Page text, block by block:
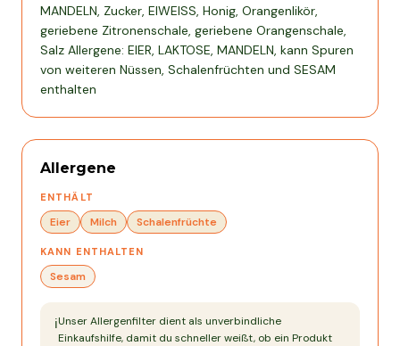
MANDELN, Zucker, EIWEISS, Honig, Orangenlikör,
geriebene Zitronenschale, geriebene Orangenschale,
Salz Allergene: EIER, LAKTOSE, MANDELN, kann Spuren
von weiteren Nüssen, Schalenfrüchten und SESAM
enthalten
Allergene
ENTHÄLT
Eier Milch Schalenfrüchte
KANN ENTHALTEN
Sesam
ℹ️Unser Allergenfilter dient als unverbindliche
Einkaufshilfe, damit du schneller weißt, ob ein Produkt